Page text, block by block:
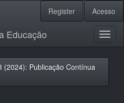
Register Acesso
Educação
(2024): Publicação Contínua